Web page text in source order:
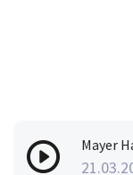
Mayer